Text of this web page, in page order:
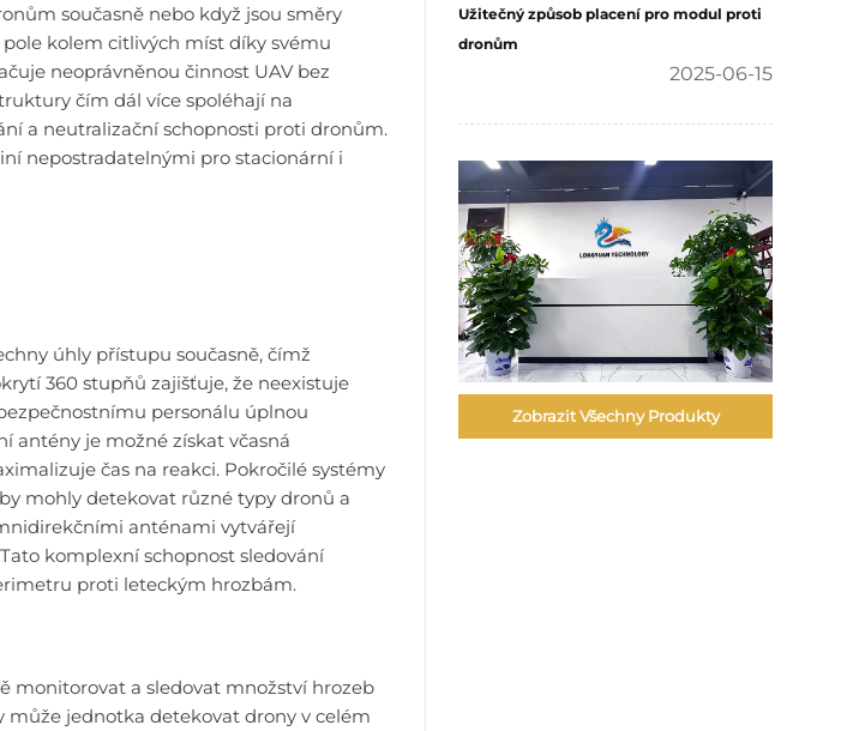
současně nebo když jsou směry
kolem citlivých míst díky svému
neoprávněnou činnost UAV bez
čím dál více spoléhají na
a neutralizační schopnosti proti dronům.
nepostradatelnými pro stacionární i
úhly přístupu současně, čímž
360 stupňů zajišťuje, že neexistuje
personálu úplnou
je možné získat včasná
čas na reakci. Pokročilé systémy
mohly detekovat různé typy dronů a
anténami vytvářejí
komplexní schopnost sledování
proti leteckým hrozbám.
monitorovat a sledovat množství hrozeb
může jednotka detekovat drony v celém
Užitečný způsob placení pro modul proti
dronům
2025-06-15
Zobrazit Všechny Produkty